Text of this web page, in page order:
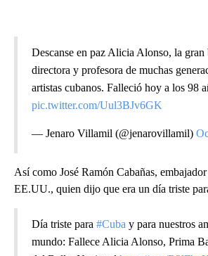
Descanse en paz Alicia Alonso, la gran
directora y profesora de muchas
artistas cubanos. Falleció hoy a los 98
pic.twitter.com/Uul3BJv6GK
— Jenaro Villamil (@jenarovillamil)
Así como José Ramón Cabañas,
EE.UU., quien dijo que era un día triste
Día triste para #Cuba y para nuestros
mundo: Fallece Alicia Alonso, Prima